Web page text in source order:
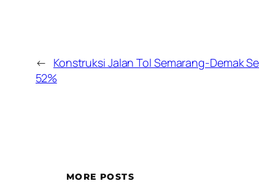
← Konstruksi Jalan Tol Semarang-Demak
52%
MORE POSTS